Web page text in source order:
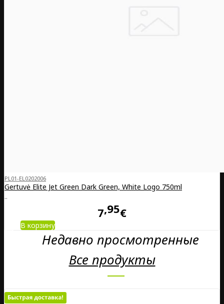
PL01-EL0202006
Gertuvė Elite Jet Green Dark Green, White Logo 750ml
..
7 95€
В корзину
Недавно просмотренные
Все продукты